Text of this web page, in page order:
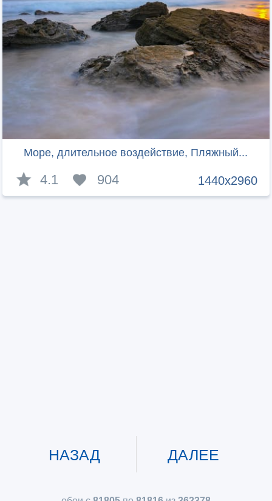
Море, длительное воздействие, Пляжный...
1440x2960
4.1 904
НАЗАД ДАЛЕЕ